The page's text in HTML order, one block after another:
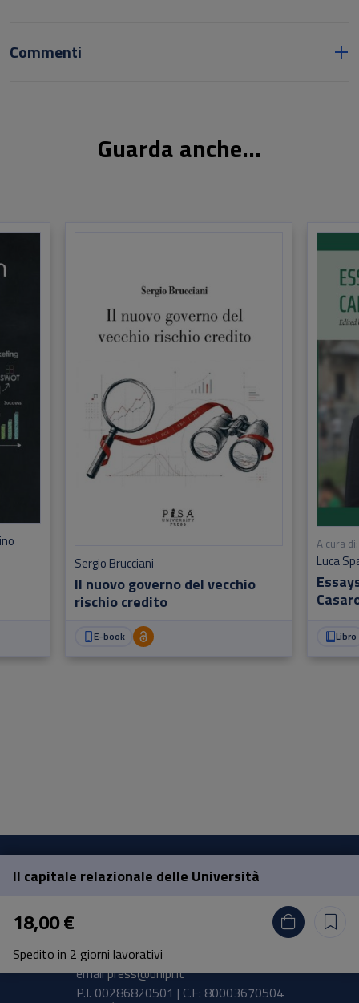
Commenti
Guarda anche...
Il nuovo governo del vecchio
rischio credito
Sergio Brucciani
E-book
A cura di:
Luca
Libro
Il capitale relazionale delle Università
18,00 €
Spedito in 2 giorni lavorativi
Pisa University Press
Lungarno Pacinotti 43/44 56126 Pisa
tel.+39 050 2212056
emailpress@unipi.it
P.I. 00286820501 | C.F: 80003670504